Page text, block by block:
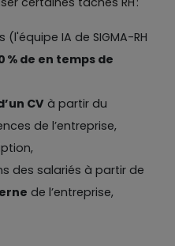
IA de SIGMA-RH
% de en temps de
CV à partir du
de l’entreprise,
des salariés à partir de
de l’entreprise,